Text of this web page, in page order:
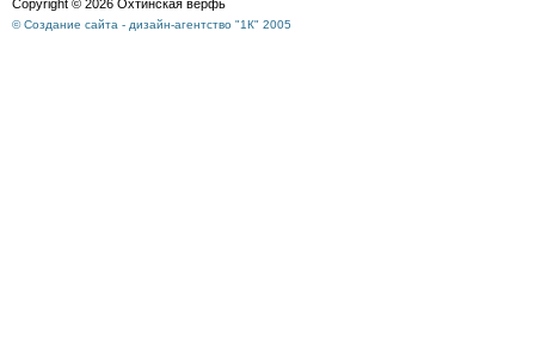
Copyright © 2026 Охтинская верфь
© Создание сайта - дизайн-агентство "1К" 2005